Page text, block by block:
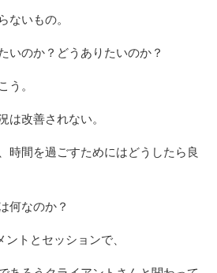
ないもの。
いのか？どうありたいのか？
う。
は改善されない。
時間を過ごすためにはどうしたら良
何なのか？
トとセッションで、